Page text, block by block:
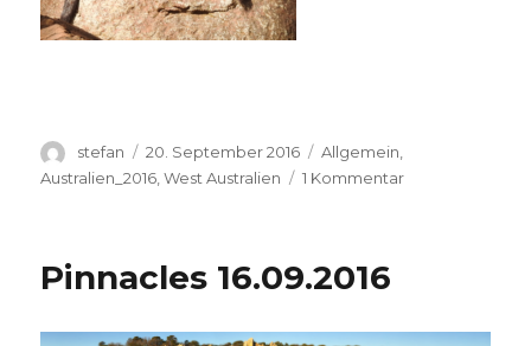
Autor
stefan
Veröffentlicht
am
20. September 2016 Kategorien
Allgemein,
Australien_2016 ,West Australien 1 Kommentarzu
Pinnacles 16.09.2016